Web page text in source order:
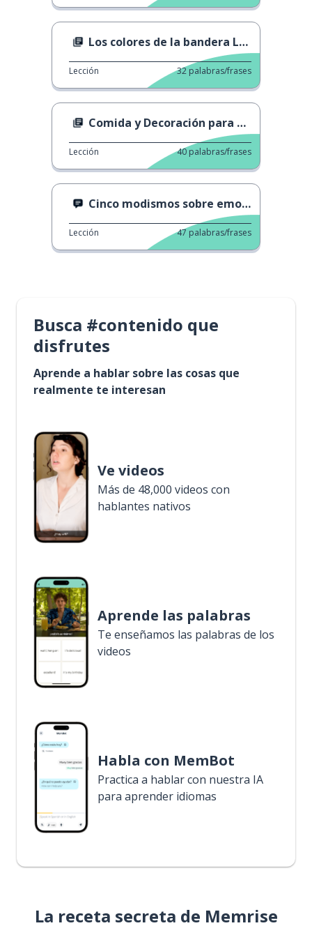
Los colores de la bandera LGBTQ+
Lección 32 palabras/frases
Comida y Decoración para el Año Lunar
Lección 40 palabras/frases
Cinco modismos sobre emociones
Lección 47 palabras/frases
Busca #contenido que
disfrutes
Aprende a hablar sobre las cosas que
realmente te interesan
Ve videos
Más de 48,000 videos con
hablantes nativos
Aprende las palabras
Te enseñamos las palabras de los
videos
Habla con MemBot
Practica a hablar con nuestra IA
para aprender idiomas
La receta secreta de Memrise